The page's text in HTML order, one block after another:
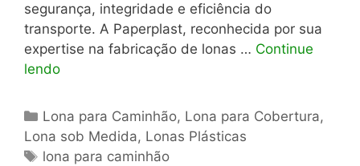
segurança, integridade e eficiência do
transporte. A Paperplast, reconhecida por sua
expertise na fabricação de lonas … Continue
lendo
Categorias
Lona para Caminhão, Lona para Cobertura,
Lona sob Medida, Lonas Plásticas
Tags
lona para caminhão